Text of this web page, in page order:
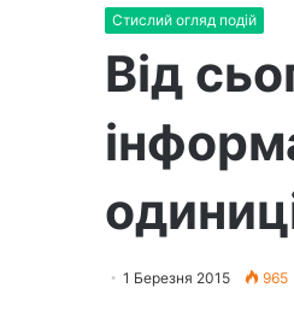
Стислий огляд подій
Від
1 Березня 2015 965